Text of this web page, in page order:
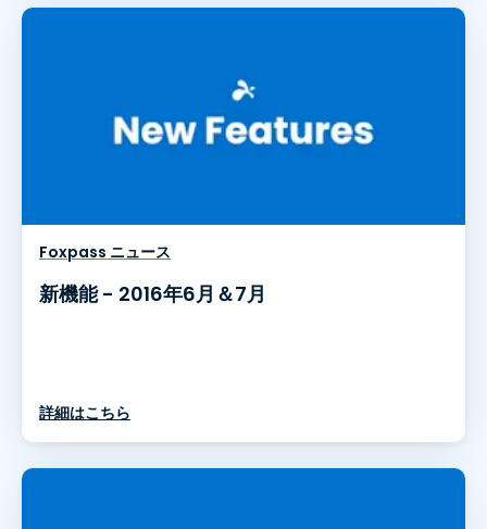
Foxpass ニュース
新機能 - 2016年6月＆7月
詳細はこちら